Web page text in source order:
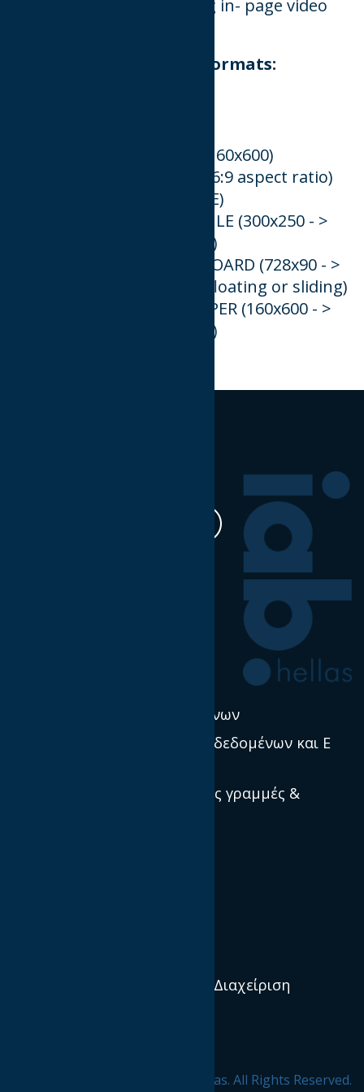
δυνατότητα υποστήριξης in- page video
Αναλυτικότερα τα νέα formats:
WALLPAPER (728x90 + 160x600)
LANDSCAPE (728x410 16:9 aspect ratio)
DYNAMIC (EXPANDABLE)
EXPANDABLE RECTANGLE (300x250 - >
728x410 floating or sliding)
EXPANDABLE LEADERBOARD (728x90 - >
728x410 16:9 aspect ratio floating or sliding)
EXPANDABLE SKYSCRAPER (160x600 - >
300x600 floating or sliding)
Διοικητικό Συμβούλιο & Διαχείριση
Πολιτική χρήσης δεδομένων
Προστασία προσωπικών δεδομένων και E
Πρότυπα, κατευθυντήριες γραμμές &
© 2020 ΙΑΒ hellas. All Rights Reserved.